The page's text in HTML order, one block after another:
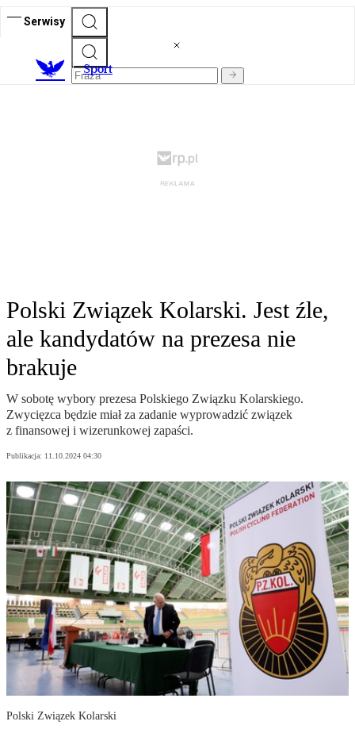
Serwisy
Sport
Polski Związek Kolarski. Jest źle,
ale kandydatów na prezesa nie
brakuje
W sobotę wybory prezesa Polskiego Związku Kolarskiego.
Zwycięzca będzie miał za zadanie wyprowadzić związek
z finansowej i wizerunkowej zapaści.
Publikacja: 11.10.2024 04:30
Polski Związek Kolarski